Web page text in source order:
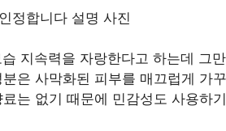
지속력을 자랑한다고 하는데 그
은 사막화된 피부를 매끄럽게 가
는 없기 때문에 민감성도 사용하